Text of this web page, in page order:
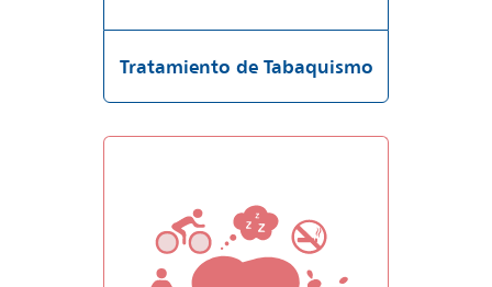
Tratamiento de Tabaquismo